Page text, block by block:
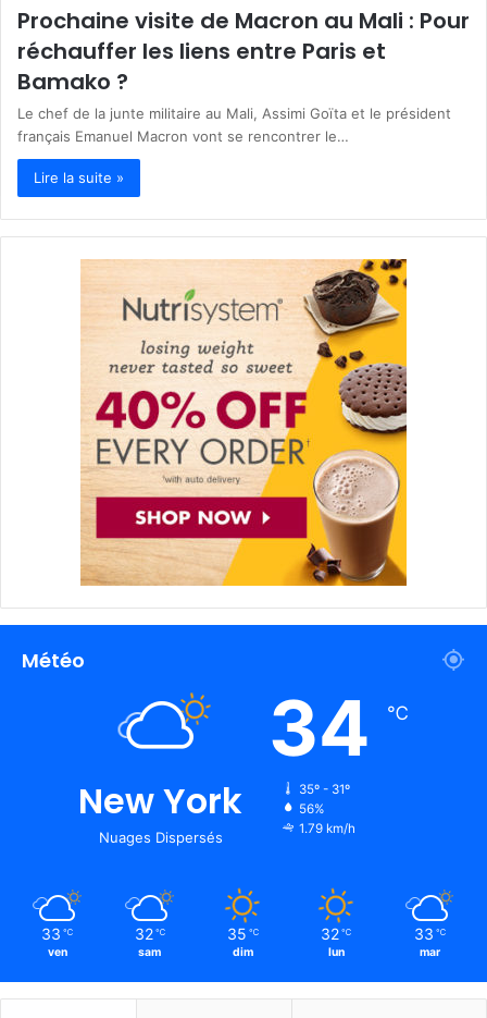
Prochaine visite de Macron au Mali : Pour
réchauffer les liens entre Paris et
Bamako ?
Le chef de la junte militaire au Mali, Assimi Goïta et le président
français Emanuel Macron vont se rencontrer le…
Lire la suite »
Météo
New York
Nuages Dispersés
34 ℃
35º - 31º
56%
1.79 km/h
33 ℃
ven
32 ℃
sam
35 ℃
dim
32 ℃
lun
33 ℃
mar